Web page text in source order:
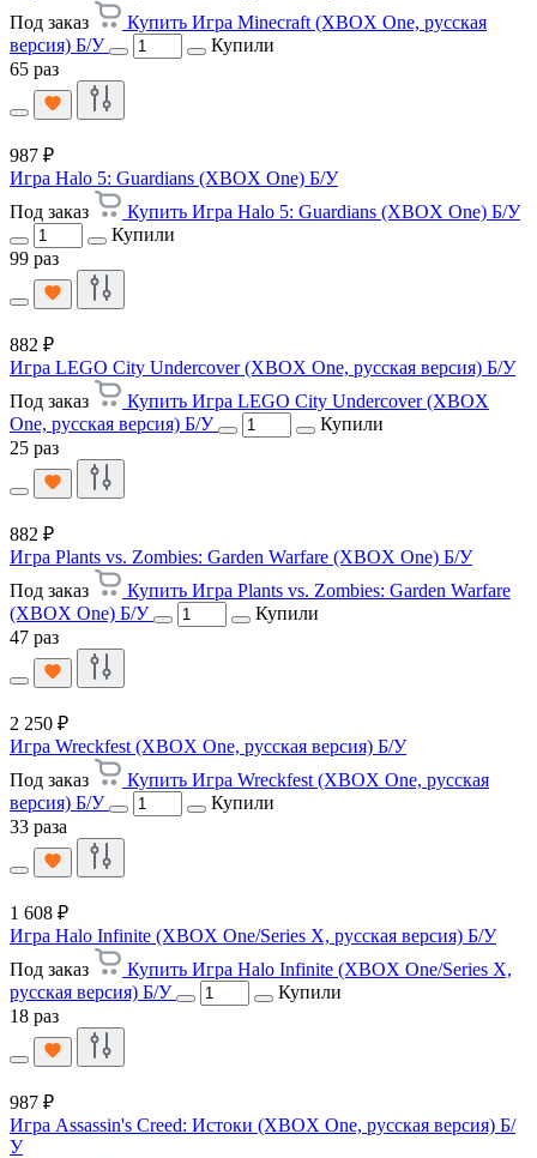
Под заказ
Купить Игра Minecraft (XBOX One, русская
версия) Б/У
Купили
65 раз
987 ₽
Игра Halo 5: Guardians (XBOX One) Б/У
Под заказ
Купить Игра Halo 5: Guardians (XBOX One) Б/У
Купили
99 раз
882 ₽
Игра LEGO City Undercover (XBOX One, русская версия) Б/У
Под заказ
Купить Игра LEGO City Undercover (XBOX
One, русская версия) Б/У
Купили
25 раз
882 ₽
Игра Plants vs. Zombies: Garden Warfare (XBOX One) Б/У
Под заказ
Купить Игра Plants vs. Zombies: Garden Warfare
(XBOX One) Б/У
Купили
47 раз
2 250 ₽
Игра Wreckfest (XBOX One, русская версия) Б/У
Под заказ
Купить Игра Wreckfest (XBOX One, русская
версия) Б/У
Купили
33 раза
1 608 ₽
Игра Halo Infinite (XBOX One/Series X, русская версия) Б/У
Под заказ
Купить Игра Halo Infinite (XBOX One/Series X,
русская версия) Б/У
Купили
18 раз
987 ₽
Игра Assassin's Creed: Истоки (XBOX One, русская версия) Б/
У